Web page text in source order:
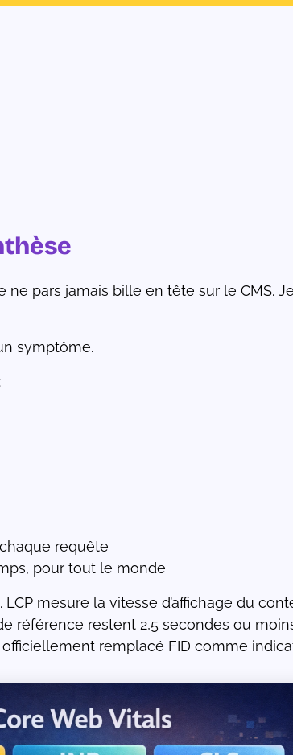
pars jamais bille en tête sur le CMS.
symptôme.
:
requête
pour tout le monde
. LCP mesure la vitesse d’affichage du
référence restent 2,5 secondes ou
officiellement remplacé FID comme